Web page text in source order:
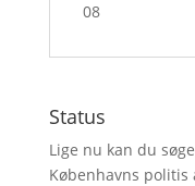
08
Status
Lige nu kan du
Københavns